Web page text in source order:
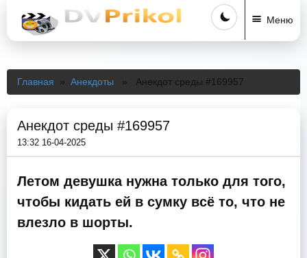
Меню
Главная » Анекдоты » Анекдот среды #169957
Анекдот среды #169957
13:32 16-04-2025
Летом девушка нужна только для того,
чтобы кидать ей в сумку всё то, что не
влезло в шорты.